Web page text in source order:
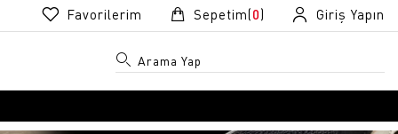
Favorilerim Sepetim(0) Giriş Yapın